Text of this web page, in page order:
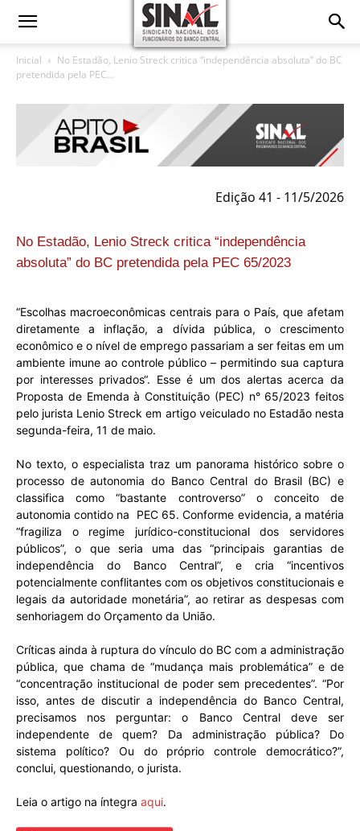
Inicial
No Estadão, Lenio Streck critica “independência absoluta” do BC
pretendida pela PEC...
Edição 41 - 11/5/2026
No Estadão, Lenio Streck critica “independência
absoluta” do BC pretendida pela PEC 65/2023
“Escolhas macroeconômicas centrais para o País, que afetam
diretamente a inflação, a dívida pública, o crescimento
econômico e o nível de emprego passariam a ser feitas em um
ambiente imune ao controle público – permitindo sua captura
por interesses privados“. Esse é um dos alertas acerca da
Proposta de Emenda à Constituição (PEC) n° 65/2023 feitos
pelo jurista Lenio Streck em artigo veiculado no Estadão nesta
segunda-feira, 11 de maio.
No texto, o especialista traz um panorama histórico sobre o
processo de autonomia do Banco Central do Brasil (BC) e
classifica como “bastante controverso” o conceito de
autonomia contido na PEC 65. Conforme evidencia, a matéria
“fragiliza o regime jurídico-constitucional dos servidores
públicos”, o que seria uma das “principais garantias de
independência do Banco Central”, e cria “incentivos
potencialmente conflitantes com os objetivos constitucionais e
legais da autoridade monetária”, ao retirar as despesas com
senhoriagem do Orçamento da União.
Críticas ainda à ruptura do vínculo do BC com a administração
pública, que chama de “mudança mais problemática” e de
“concentração institucional de poder sem precedentes”. “Por
isso, antes de discutir a independência do Banco Central,
precisamos nos perguntar: o Banco Central deve ser
independente de quem? Da administração pública? Do
sistema político? Ou do próprio controle democrático?”,
conclui, questionando, o jurista.
Leia o artigo na íntegra aqui.